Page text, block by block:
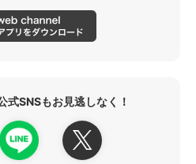
式SNSもお見逃しなく！